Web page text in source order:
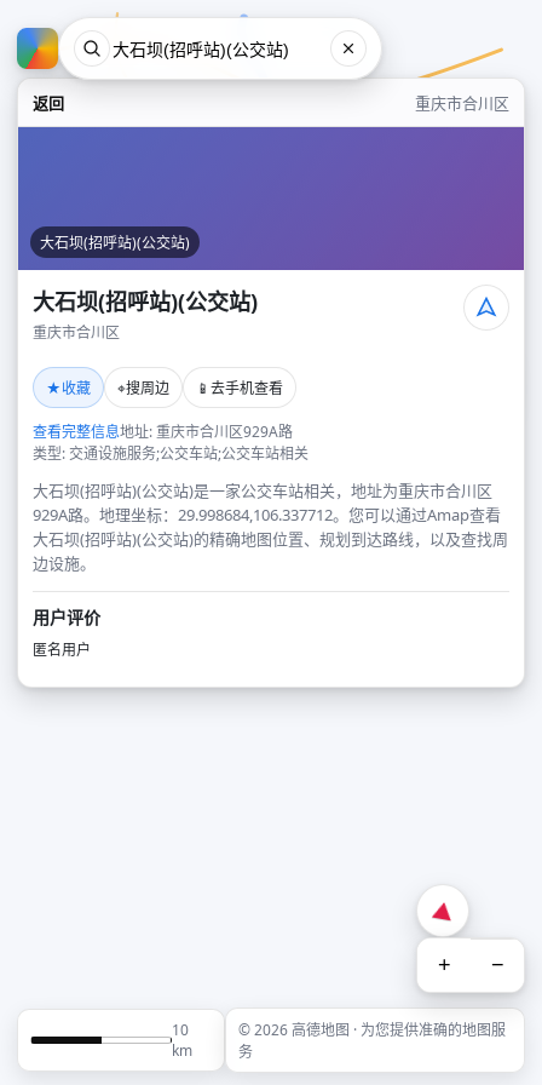
返回 重庆市合川区
大石坝(招呼站)(公交站)
大石坝(招呼站)(公交站)
重庆市合川区
★收藏 ⌖搜周边 📱 去手机查看
查看完整信息地址: 重庆市合川区929A路
类型: 交通设施服务;公交车站;公交车站相关
大石坝(招呼站)(公交站)是一家公交车站相关，地址为重庆市合川区
929A路。地理坐标：29.998684,106.337712。您可以通过Amap查看
大石坝(招呼站)(公交站)的精确地图位置、规划到达路线，以及查找周
边设施。
用户评价
匿名用户
+ −
10
km
© 2026 高德地图 · 为您提供准确的地图服
务